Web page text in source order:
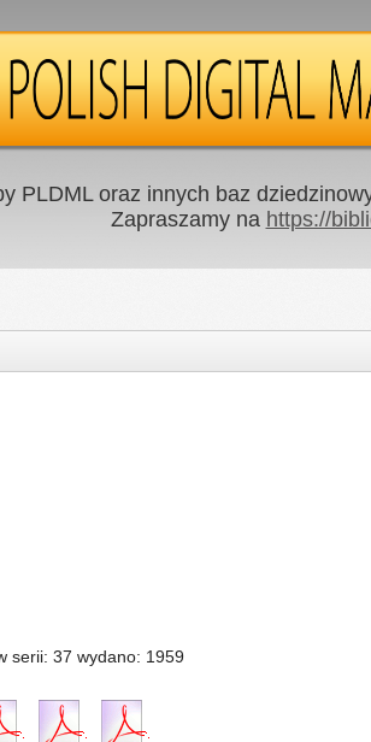
PLDML oraz innych baz
Zapraszamy na https://
serii: 37 wydano: 1959